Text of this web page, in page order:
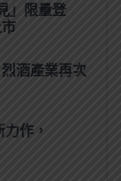
」限量登
酒產業再次
作，